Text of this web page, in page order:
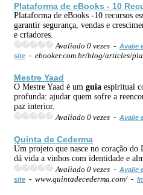
Plataforma de eBooks - 10
Plataforma de eBooks -10 recursos
garantir segurança, vendas e
e criadores.
Avaliado 0 vezes - Avalie
site - ebooker.com.br/blog/articles/
Mestre Yaad
O Mestre Yaad é um guia espiritual
profunda: ajudar quem sofre a
paz interior.
Avaliado 0 vezes - Avalie
Quinta de Cederma
Um projeto que nasce no coração
dá vida a vinhos com identidade e
Avaliado 0 vezes - Avalie
site - www.quintadecederma.com/ -